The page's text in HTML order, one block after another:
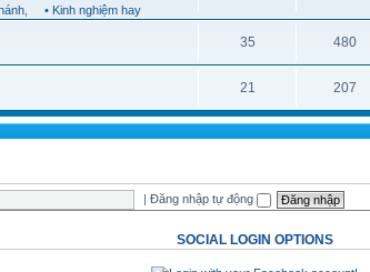
• Kinh nghiệm hay
35 480
21 207
|Đăng nhập tự động
SOCIAL LOGIN OPTIONS